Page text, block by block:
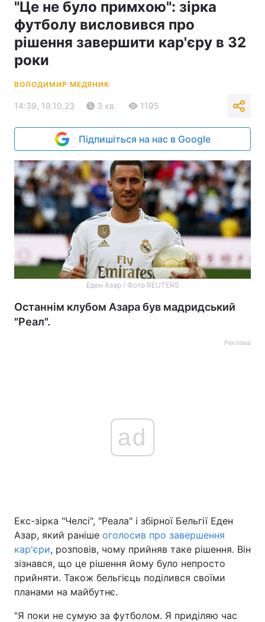
"Це не було примхою": зірка
футболу висловився про
рішення завершити кар'єру в 32
роки
ВОЛОДИМИР МЕДЯНИК
14:39, 19.10.23 3 хв. 1195
Підпишіться на нас в Google
Еден Азар / Фото REUTERS
Останнім клубом Азара був мадридський
"Реал".
Реклама
ad
Екс-зірка "Челсі", "Реала" і збірної Бельгії Еден
Азар, який раніше оголосив про завершення
кар'єри, розповів, чому прийняв таке рішення. Він
зізнався, що це рішення йому було непросто
прийняти. Також бельгієць поділився своїми
планами на майбутнє.
"Я поки не сумую за футболом. Я приділяю час